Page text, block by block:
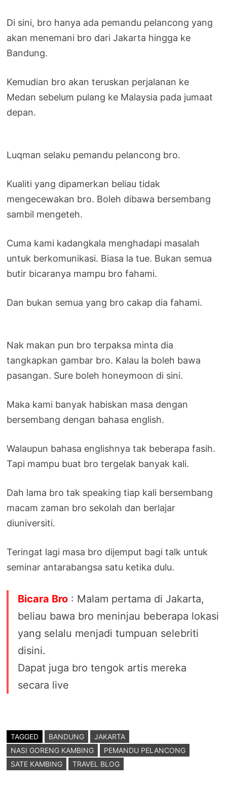
Di sini, bro hanya ada pemandu pelancong yang
akan menemani bro dari Jakarta hingga ke
Bandung.
Kemudian bro akan teruskan perjalanan ke
Medan sebelum pulang ke Malaysia pada jumaat
depan.
Luqman selaku pemandu pelancong bro.
Kualiti yang dipamerkan beliau tidak
mengecewakan bro. Boleh dibawa bersembang
sambil mengeteh.
Cuma kami kadangkala menghadapi masalah
untuk berkomunikasi. Biasa la tue. Bukan semua
butir bicaranya mampu bro fahami.
Dan bukan semua yang bro cakap dia fahami.
Nak makan pun bro terpaksa minta dia
tangkapkan gambar bro. Kalau la boleh bawa
pasangan. Sure boleh honeymoon di sini.
Maka kami banyak habiskan masa dengan
bersembang dengan bahasa english.
Walaupun bahasa englishnya tak beberapa fasih.
Tapi mampu buat bro tergelak banyak kali.
Dah lama bro tak speaking tiap kali bersembang
macam zaman bro sekolah dan berlajar
diuniversiti.
Teringat lagi masa bro dijemput bagi talk untuk
seminar antarabangsa satu ketika dulu.
Bicara Bro : Malam pertama di Jakarta,
beliau bawa bro meninjau beberapa lokasi
yang selalu menjadi tumpuan selebriti
disini.
Dapat juga bro tengok artis mereka
secara live
TAGGED BANDUNG
JAKARTA
NASI GORENG KAMBING
PEMANDU PELANCONG
SATE KAMBING
TRAVEL BLOG